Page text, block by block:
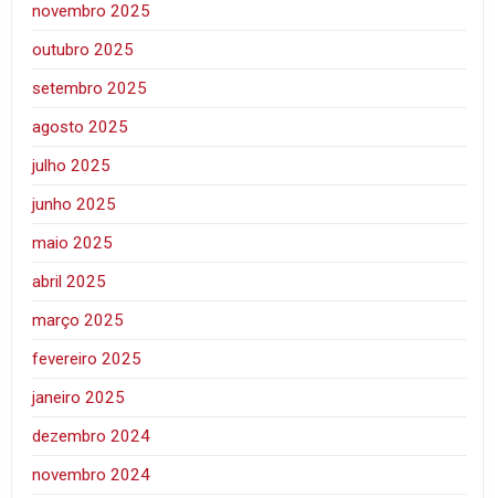
novembro 2025
outubro 2025
setembro 2025
agosto 2025
julho 2025
junho 2025
maio 2025
abril 2025
março 2025
fevereiro 2025
janeiro 2025
dezembro 2024
novembro 2024